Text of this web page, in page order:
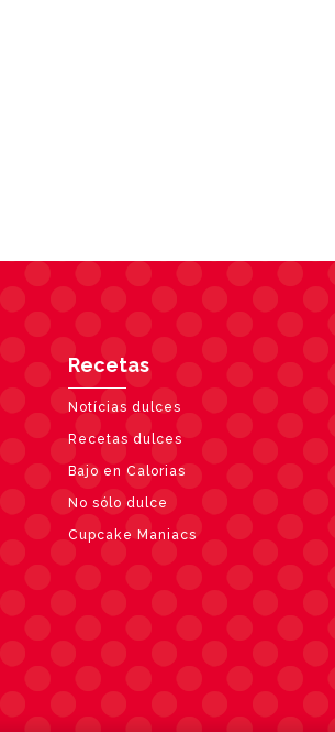
Recetas
Notícias dulces
Recetas dulces
Bajo en Calorias
No sólo dulce
Cupcake Maniacs